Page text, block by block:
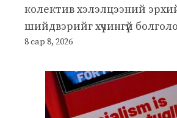
колектив хэлэлцээний
шийдвэрийг хүчингүй
8 сар 8, 2026